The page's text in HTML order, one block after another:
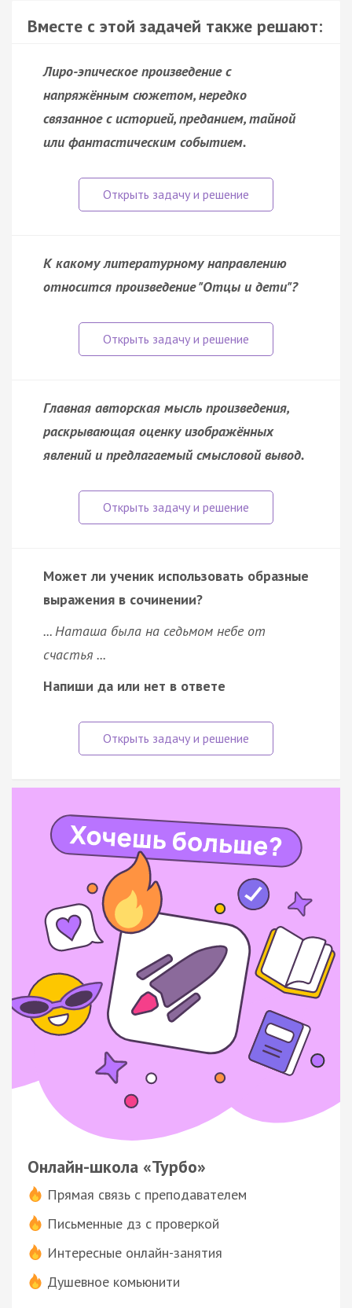
Вместе с этой задачей также решают:
Лиро-эпическое произведение с
напряжённым сюжетом, нередко
связанное с историей, преданием, тайной
или фантастическим событием.
К какому литературному направлению
относится произведение "Отцы и дети"?
Главная авторская мысль произведения,
раскрывающая оценку изображённых
явлений и предлагаемый смысловой вывод.
Может ли ученик использовать образные
выражения в сочинении?
... Наташа была на седьмом небе от
счастья ...
Напиши да или нет в ответе
Онлайн-школа «Турбо»
Прямая связь с преподавателем
Письменные дз с проверкой
Интересные онлайн-занятия
Душевное комьюнити